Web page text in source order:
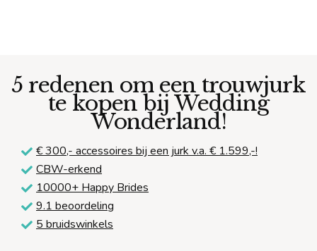
5 redenen om een trouwjurk
te kopen bij Wedding
Wonderland!
€ 300,- accessoires bij een jurk v.a. € 1.599,-!
CBW-erkend
10000+ Happy Brides
9.1 beoordeling
5 bruidswinkels